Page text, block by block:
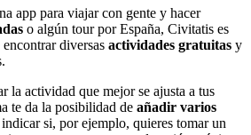
app para viajar con gente y hacer
o algún tour por España, Civitatis es
diversas actividades gratuitas y
la actividad que mejor se ajusta a tus
te da la posibilidad de añadir varios
si, por ejemplo, quieres tomar un